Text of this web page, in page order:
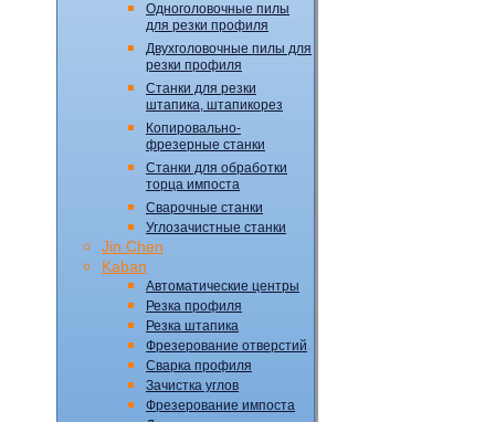
Одноголовочные пилы
для резки профиля
Двухголовочные пилы для
резки профиля
Станки для резки
штапика, штапикорез
Копировально-
фрезерные станки
Станки для обработки
торца импоста
Сварочные станки
Углозачистные станки
Jin Chen
Kaban
Автоматические центры
Резка профиля
Резка штапика
Фрезерование отверстий
Сварка профиля
Зачистка углов
Фрезерование импоста